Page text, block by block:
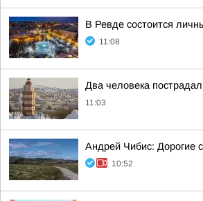
В Ревде состоится
11:08
Два человека
11:03
Андрей Чибис: Дорогие
10:52